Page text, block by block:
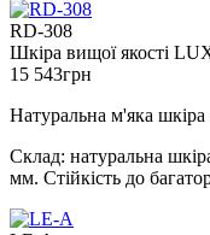
RD-308
Шкіра вищої якості
15 543грн
Натуральна м'яка
Склад: натуральна
мм. Стійкість до